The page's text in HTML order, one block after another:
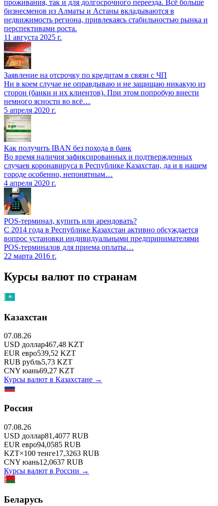
проживания, так и для долгосрочного переезда. Всё больше
бизнесменов из Алматы и Астаны вкладываются в
недвижимость региона, привлекаясь стабильностью рынка и
перспективами роста.
11 августа 2025 г.
Заявление на отсрочку по кредитам в связи с ЧП
Ни в коем случае не оправдываю и не защищаю никакую из
сторон (банки и их клиентов). При этом попробую внести
немного ясности во всё…
5 апреля 2020 г.
Как получить IBAN без похода в банк
Во время наличия зафиксированных и подтвержденных
случаев коронавируса в Республике Казахстан, да и в нашем
городе особенно, непонятным…
4 апреля 2020 г.
POS-терминал, купить или арендовать?
С 2014 года в Республике Казахстан активно обсуждается
вопрос установки индивидуальными предпринимателями
POS-терминалов для приема оплаты…
22 марта 2016 г.
Курсы валют по странам
Казахстан
07.08.26
USD доллар467,48 KZT
EUR евро539,52 KZT
RUB рубль5,73 KZT
CNY юань69,27 KZT
Курсы валют в Казахстане →
Россия
07.08.26
USD доллар81,4077 RUB
EUR евро94,0585 RUB
KZT×100 тенге17,3263 RUB
CNY юань12,0637 RUB
Курсы валют в России →
Беларусь